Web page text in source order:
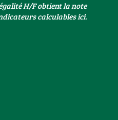
H/F obtient la note
calculables ici.